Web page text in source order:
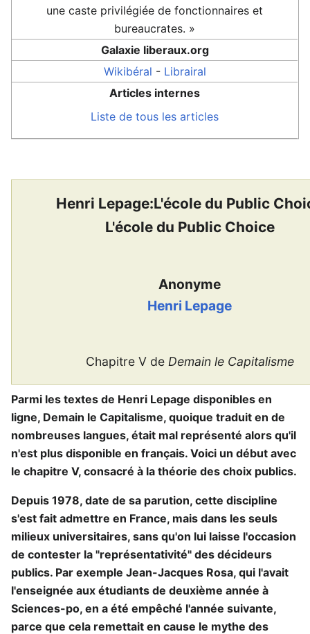
une caste privilégiée de fonctionnaires et
bureaucrates. »
Galaxie liberaux.org
Wikibéral - Librairal
Articles internes
Liste de tous les articles
Henri Lepage:L'école du Public
L'école du Public Choice
Anonyme
Henri Lepage
Chapitre V de Demain le Capitalisme
Parmi les textes de Henri Lepage disponibles en
ligne, Demain le Capitalisme, quoique traduit en de
nombreuses langues, était mal représenté alors qu'il
n'est plus disponible en français. Voici un début avec
le chapitre V, consacré à la théorie des choix publics.
Depuis 1978, date de sa parution, cette discipline
s'est fait admettre en France, mais dans les seuls
milieux universitaires, sans qu'on lui laisse l'occasion
de contester la "représentativité" des décideurs
publics. Par exemple Jean-Jacques Rosa, qui l'avait
l'enseignée aux étudiants de deuxième année à
Sciences-po, en a été empêché l'année suivante,
parce que cela remettait en cause le mythe des